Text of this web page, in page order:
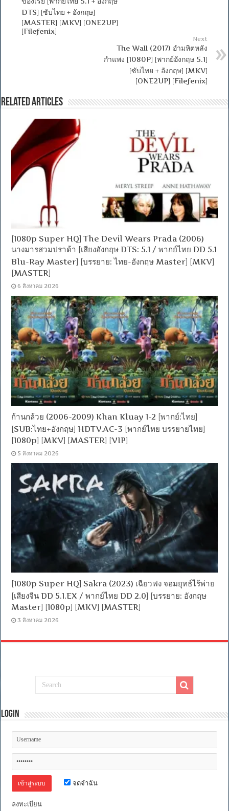
DTS] [ซับไทย + อังกฤษ]
[MASTER] [MKV] [ONE2UP]
[Filefenix]
Next
The Wall (2017) อำมหิตหลัง
กำแพง [1080P] [พากย์อังกฤษ 5.1]
[ซับไทย + อังกฤษ] [MKV]
[ONE2UP] [Filefenix]
Related Articles
[1080p Super HQ] The Devil Wears Prada (2006)
นางมารสวมปราด้า [เสียงอังกฤษ DTS: 5.1 / พากย์ไทย DD 5.1
Blu-Ray Master] [บรรยาย: ไทย-อังกฤษ Master] [MKV]
[MASTER]
6 สิงหาคม 2026
ก้านกล้วย (2006-2009) Khan Kluay 1-2 [พากย์:ไทย]
[SUB:ไทย+อังกฤษ] HDTV.AC-3 [พากย์ไทย บรรยายไทย]
[1080p] [MKV] [MASTER] [VIP]
5 สิงหาคม 2026
[1080p Super HQ] Sakra (2023) เฉียวฟง จอมยุทธ์ไร้พ่าย
[เสียงจีน DD 5.1.EX / พากย์ไทย DD 2.0] [บรรยาย: อังกฤษ
Master] [1080p] [MKV] [MASTER]
3 สิงหาคม 2026
Login
จดจำฉัน
ลงทะเบียน